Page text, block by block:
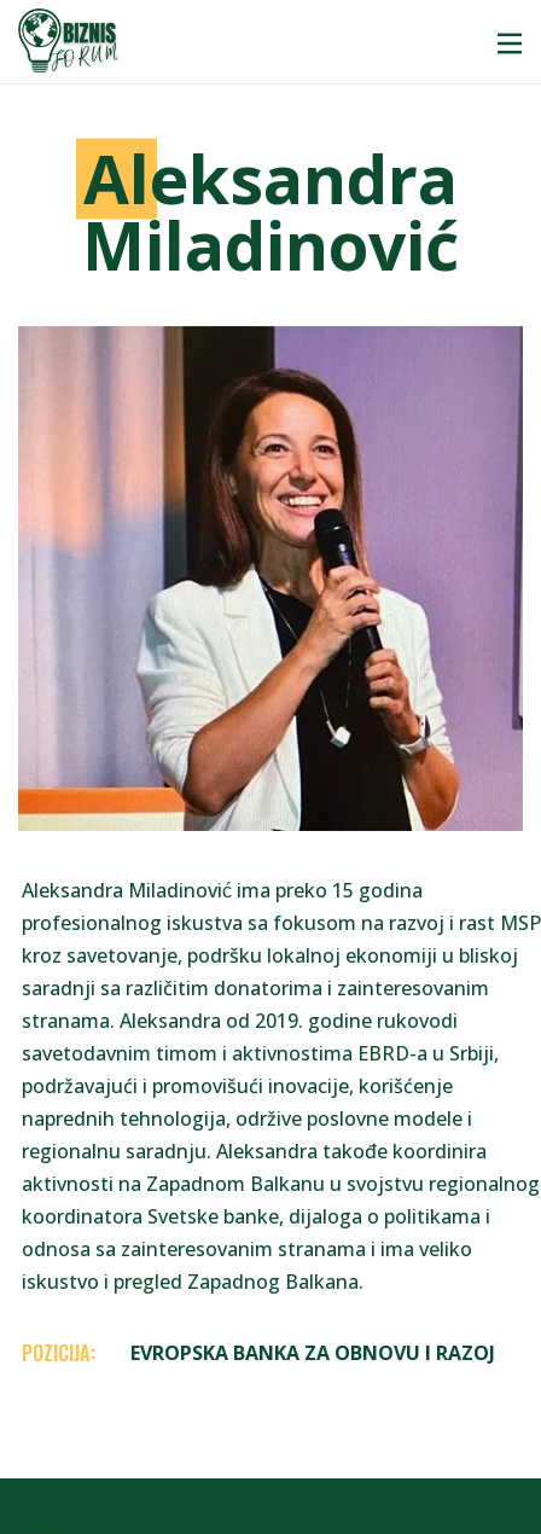
Aleksandra
Miladinović
Aleksandra Miladinović ima preko 15 godina
profesionalnog iskustva sa fokusom na razvoj i rast MSP
kroz savetovanje, podršku lokalnoj ekonomiji u bliskoj
saradnji sa različitim donatorima i zainteresovanim
stranama. Aleksandra od 2019. godine rukovodi
savetodavnim timom i aktivnostima EBRD-a u Srbiji,
podržavajući i promovišući inovacije, korišćenje
naprednih tehnologija, održive poslovne modele i
regionalnu saradnju. Aleksandra takođe koordinira
aktivnosti na Zapadnom Balkanu u svojstvu regionalnog
koordinatora Svetske banke, dijaloga o politikama i
odnosa sa zainteresovanim stranama i ima veliko
iskustvo i pregled Zapadnog Balkana.
POZICIJA: EVROPSKA BANKA ZA OBNOVU I RAZOJ